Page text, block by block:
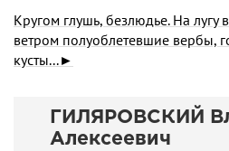
Кругом глушь, безлюдье. На лугу
ветром полуоблетевшие вербы,
кусты...►
ГИЛЯРОВСКИЙ
Алексеевич